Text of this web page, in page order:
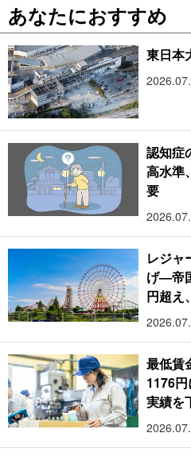
あなたにおすすめ
東日本
認知症
高水準
要
レジャ
げ―帝
円超え
最低賃
1176
実績を